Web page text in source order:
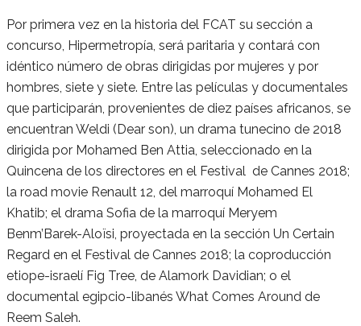
Por primera vez en la historia del FCAT su sección a
concurso, Hipermetropía, será paritaria y contará con
idéntico número de obras dirigidas por mujeres y por
hombres, siete y siete. Entre las películas y documentales
que participarán, provenientes de diez países africanos, se
encuentran Weldi (Dear son), un drama tunecino de 2018
dirigida por Mohamed Ben Attia, seleccionado en la
Quincena de los directores en el Festival de Cannes 2018;
la road movie Renault 12, del marroquí Mohamed El
Khatib; el drama Sofia de la marroquí Meryem
Benm’Barek-Aloïsi, proyectada en la sección Un Certain
Regard en el Festival de Cannes 2018; la coproducción
etiope-israelí Fig Tree, de Alamork Davidian; o el
documental egipcio-libanés What Comes Around de
Reem Saleh.